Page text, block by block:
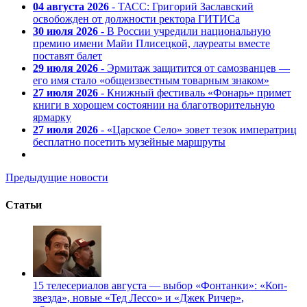
04 августа 2026 - ТАСС: Григорий Заславский
освобожден от должности ректора ГИТИСа
30 июля 2026 - В России учредили национальную
премию имени Майи Плисецкой, лауреаты вместе
поставят балет
29 июля 2026 - Эрмитаж защитится от самозванцев —
его имя стало «общеизвестным товарным знаком»
27 июля 2026 - Книжный фестиваль «Фонарь» примет
книги в хорошем состоянии на благотворительную
ярмарку
27 июля 2026 - «Царское Село» зовет тезок императриц
бесплатно посетить музейные маршруты
Предыдущие новости
Статьи
15 телесериалов августа — выбор «Фонтанки»: «Коп-
звезда», новые «Тед Лессо» и «Джек Ричер»,